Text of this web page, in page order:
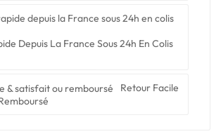
Depuis La France Sous 24h En Colis
Retour Facile